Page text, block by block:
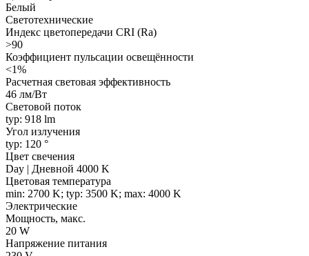
Белый
Светотехнические
Индекс цветопередачи CRI (Ra)
>90
Коэффициент пульсации освещённости
<1%
Расчетная световая эффективность
46 лм/Вт
Световой поток
typ: 918 lm
Угол излучения
typ: 120 °
Цвет свечения
Day | Дневной 4000 K
Цветовая температура
min: 2700 K; typ: 3500 K; max: 4000 K
Электрические
Мощность, макс.
20 W
Напряжение питания